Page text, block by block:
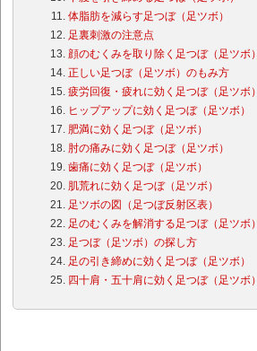
体脂肪を減らす足つぼ（足ツボ）
足裏刺激の注意点
顔のむくみを取り除く足つぼ（足ツボ）
正しい足つぼ（足ツボ）のもみ方
疲労回復・疲れに効く足つぼ（足ツボ）
ヒップアップに効く足つぼ（足ツボ）
肥満に効く足つぼ（足ツボ）
肘の痛みに効く足つぼ（足ツボ）
歯痛に効く足つぼ（足ツボ）
肌荒れに効く足つぼ（足ツボ）
足ツボの図（足つぼ反射区表）
足のむくみを解消する足つぼ（足ツボ）
足つぼ（足ツボ）の探し方
足の引き締めに効く足つぼ（足ツボ）
四十肩・五十肩に効く足つぼ（足ツボ）